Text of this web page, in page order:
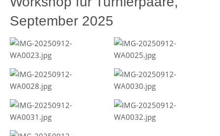
September 2025